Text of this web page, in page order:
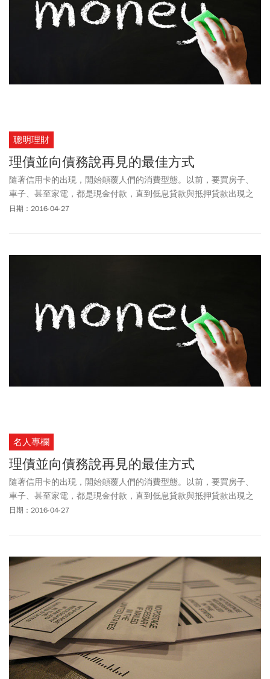
聰明理財
理債並向債務說再見的最佳方式
隨著信用卡的出現，開始顛覆人們的消費型態。以前，要買房子、
車子、甚至家電，都是現金付款，直到低息貸款與抵押貸款出現之
後，我們可以試著先把商品帶回家使用，之後再分期付款。但是信
日期：2016-04-27
名人專欄
理債並向債務說再見的最佳方式
隨著信用卡的出現，開始顛覆人們的消費型態。以前，要買房子、
車子、甚至家電，都是現金付款，直到低息貸款與抵押貸款出現之
後，我們可以試著先把商品帶回家使用，之後再分期付款。但是信
日期：2016-04-27